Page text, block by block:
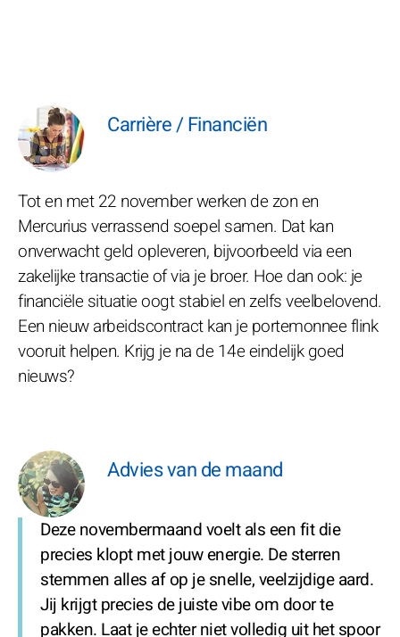
Carrière / Financiën
Tot en met 22 november werken de zon en
Mercurius verrassend soepel samen. Dat kan
onverwacht geld opleveren, bijvoorbeeld via een
zakelijke transactie of via je broer. Hoe dan ook: je
financiële situatie oogt stabiel en zelfs veelbelovend.
Een nieuw arbeidscontract kan je portemonnee flink
vooruit helpen. Krijg je na de 14e eindelijk goed
nieuws?
Advies van de maand
Deze novembermaand voelt als een fit die
precies klopt met jouw energie. De sterren
stemmen alles af op je snelle, veelzijdige aard.
Jij krijgt precies de juiste vibe om door te
pakken. Laat je echter niet volledig uit het spoor